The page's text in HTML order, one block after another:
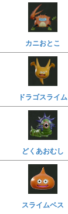
カニおとこ
ドラゴスライム
どくあおむし
スライムベス